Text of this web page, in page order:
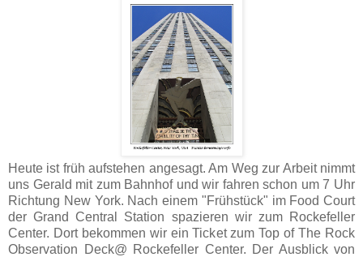
Heute ist früh aufstehen angesagt. Am Weg zur Arbeit nimmt
uns Gerald mit zum Bahnhof und wir fahren schon um 7 Uhr
Richtung New York. Nach einem "Frühstück" im Food Court
der Grand Central Station spazieren wir zum Rockefeller
Center. Dort bekommen wir ein Ticket zum Top of The Rock
Observation Deck@ Rockefeller Center. Der Ausblick von